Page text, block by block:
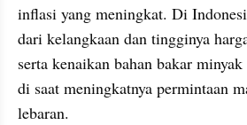
inflasi yang meningkat. Di
dari kelangkaan dan tingginya
serta kenaikan bahan bakar
di saat meningkatnya permintaan
lebaran.